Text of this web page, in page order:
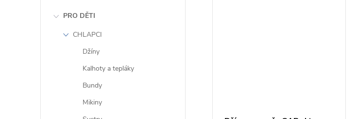
PRO DĚTI
CHLAPCI
Džíny
Kalhoty a tepláky
Bundy
Mikiny